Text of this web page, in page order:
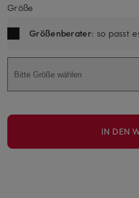
Größe
Größenberater: so passt
Bitte Größe wählen
IN DEN